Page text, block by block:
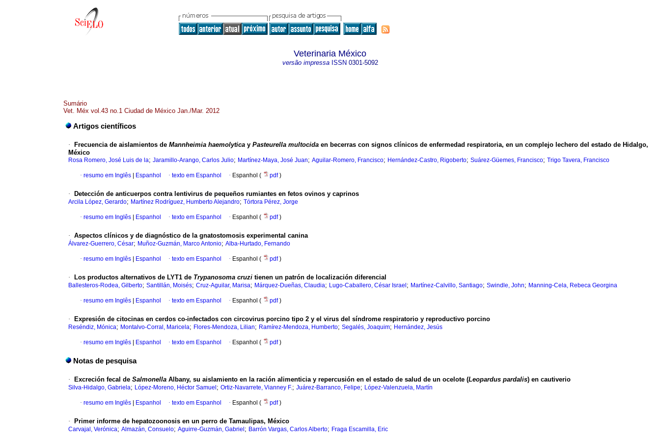
Veterinaria México
versão impressaISSN 0301-5092
Sumário
Vet. Méx vol.43 no.1 Ciudad de México Jan./Mar. 2012
Artigos científicos
· Frecuencia de aislamientos de Mannheimia haemolytica y Pasteurella multocida en becerras con signos clínicos de enfermedad respiratoria, en un complejo lechero del estado de Hidalgo,
México
Rosa Romero, José Luis de la; Jaramillo-Arango, Carlos Julio; Martínez-Maya, José Juan; Aguilar-Romero, Francisco; Hernández-Castro, Rigoberto; Suárez-Güemes, Francisco; Trigo Tavera, Francisco
· resumo em Inglês Espanhol · texto em Espanhol · Espanhol ( pdf)
· Detección de anticuerpos contra lentivirus de pequeños rumiantes en fetos ovinos y caprinos
Arcila López, Gerardo; Martínez Rodríguez, Humberto Alejandro; Tórtora Pérez, Jorge
· resumo em Inglês Espanhol · texto em Espanhol · Espanhol ( pdf)
· Aspectos clínicos y de diagnóstico de la gnatostomosis experimental canina
Álvarez-Guerrero, César; Muñoz-Guzmán, Marco Antonio; Alba-Hurtado, Fernando
· resumo em Inglês Espanhol · texto em Espanhol · Espanhol ( pdf)
· Los productos alternativos de LYT1 de Trypanosoma cruzi tienen un patrón de localización diferencial
Ballesteros-Rodea, Gilberto; Santillán, Moisés; Cruz-Aguilar, Marisa; Márquez-Dueñas, Claudia; Lugo-Caballero, César Israel ; Martínez-Calvillo, Santiago; Swindle, John; Manning-Cela, Rebeca Georgina
· resumo em Inglês Espanhol · texto em Espanhol · Espanhol ( pdf)
· Expresión de citocinas en cerdos co-infectados con circovirus porcino tipo 2 y el virus del síndrome respiratorio y reproductivo porcino
Reséndiz, Mónica; Montalvo-Corral, Maricela; Flores-Mendoza, Lilian; Ramírez-Mendoza, Humberto; Segalés, Joaquim; Hernández, Jesús
· resumo em Inglês Espanhol · texto em Espanhol · Espanhol ( pdf)
Notas de pesquisa
· Excreción fecal de Salmonella Albany, su aislamiento en la ración alimenticia y repercusión en el estado de salud de un ocelote (Leopardus pardalis) en cautiverio
Silva-Hidalgo, Gabriela; López-Moreno, Héctor Samuel ; Ortiz-Navarrete, Vianney F.; Juárez-Barranco, Felipe; López-Valenzuela, Martín
· resumo em Inglês Espanhol · texto em Espanhol · Espanhol ( pdf)
· Primer informe de hepatozoonosis en un perro de Tamaulipas, México
Carvajal, Verónica; Almazán, Consuelo; Aguirre-Guzmán, Gabriel ; Barrón Vargas, Carlos Alberto; Fraga Escamilla, Eric